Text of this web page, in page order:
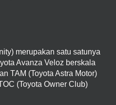
merupakan satu satunya
Avanza Veloz berskala
TAM (Toyota Astra Motor)
(Toyota Owner Club)